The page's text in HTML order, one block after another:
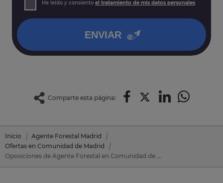
así como otros derechos tal y como se explica en nuestra
He leído y consiento el tratamiento de mis datos personales
ENVIAR
Comparte esta página:
Inicio
Agente Forestal Madrid
Ofertas en Comunidad de Madrid
Oposiciones de Agente Forestal en Comunidad de Madrid